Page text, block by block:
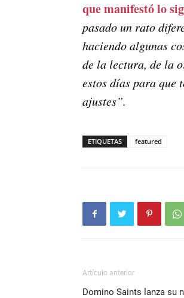
que manifestó lo
pasado un rato
haciendo algunas
de la lectura, de la
estos días para que
ajustes”.
ETIQUETAS featured
Artículo anterior
Domino Saints lanza su